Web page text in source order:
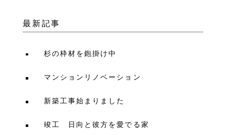
最新記事
杉の枠材を鉋掛け中
マンションリノベーション
新築工事始まりました
竣工 日向と彼方を愛でる家